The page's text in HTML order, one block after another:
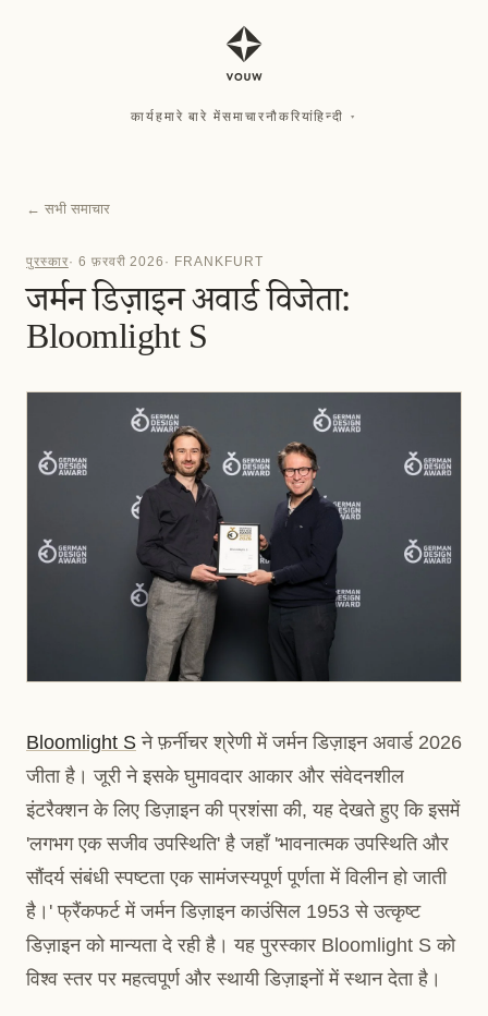
कार्यहमारे बारे मेंसमाचारनौकरियांहिन्दी ▾
← सभी समाचार
पुरस्कार· 6 फ़रवरी 2026 · FRANKFURT
जर्मन डिज़ाइन अवार्ड विजेता:
Bloomlight S
Bloomlight S ने फ़र्नीचर श्रेणी में जर्मन डिज़ाइन अवार्ड 2026
जीता है। जूरी ने इसके घुमावदार आकार और संवेदनशील
इंटरैक्शन के लिए डिज़ाइन की प्रशंसा की, यह देखते हुए कि इसमें
'लगभग एक सजीव उपस्थिति' है जहाँ 'भावनात्मक उपस्थिति और
सौंदर्य संबंधी स्पष्टता एक सामंजस्यपूर्ण पूर्णता में विलीन हो जाती
है।' फ्रैंकफर्ट में जर्मन डिज़ाइन काउंसिल 1953 से उत्कृष्ट
डिज़ाइन को मान्यता दे रही है। यह पुरस्कार Bloomlight S को
विश्व स्तर पर महत्वपूर्ण और स्थायी डिज़ाइनों में स्थान देता है।